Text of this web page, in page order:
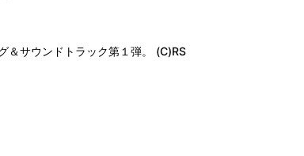
＆サウンドトラック第１弾。 (C)RS